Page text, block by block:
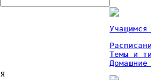
Темы и
Домашние